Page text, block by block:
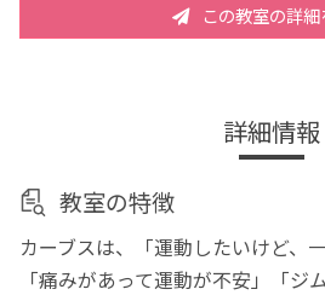
この教室の詳細
詳細情報
教室の特徴
カーブスは、「運動したいけど、
「痛みがあって運動が不安」「ジ